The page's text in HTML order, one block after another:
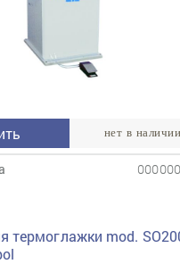
нет в наличии
термоглажки mod.